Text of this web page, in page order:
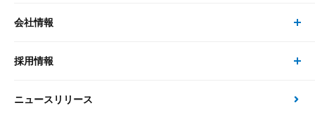
大和総研の強み
先端テクノロジーに基づく新たな価値の創出
政策分析
現在受付中のセミナー・イベント
サステナビリティの取り組み
次世代社会への貢献
会社情報
会社情報 トップ
会社概要・役員一覧
採用情報
採用情報 トップ
ニュースリリース